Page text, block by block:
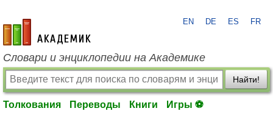
academic.ru
EN DE ES FR
Словари и энциклопедии на Академике
Найти!
Толкования Переводы Книги Игры ⚽